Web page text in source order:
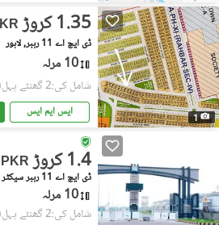
1
1.35 کروڑ
ڈی ایچ اے 11 رہبر, لاہور
10 مرلہ
شامل کی:2 گھنٹے پہل
ایس ایم ایس
PKR 1.4 کروڑ
10 مرلہ
شامل کی:2 گھنٹے پہل